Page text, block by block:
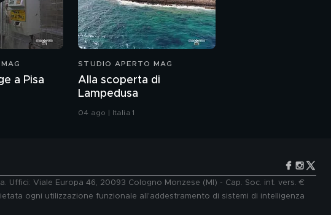
a Pisa
STUDIO APERTO MAG
Alla scoperta di
Lampedusa
04 ago | Italia 1
Uffici: Viale Europa 46, 20093 Cologno Monzese (MI) - Cap. Soc. int. vers. €
ogni utilizzazione funzionale all'addestramento di sistemi di intelligenza